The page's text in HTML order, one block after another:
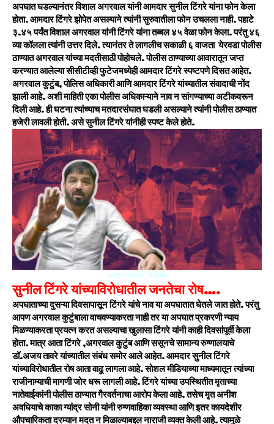
अपघात घडल्यानंतर विशाल अगरवाल यांनी आमदार सुनील टिंगरे यांना फोन केला
होता. आमदार टिंगरे झोपेत असल्याने त्यांनी सुरुवातीला फोन उचलला नाही. पहाटे
३.४५ पर्यंत विशाल अगरवाल यांनी टिंगरे यांना तब्बल ४५ वेळा फोन केला. परंतु ४६
व्या कॉलला त्यांनी उत्तर दिले. त्यानंतर ते लागलीच सकाळी ६ वाजता येरवडा पोलीस
ठाण्यात अगरवाल यांच्या मदतीसाठी पोहोचले. पोलीस ठाण्याच्या आवारातून जप्त
करण्यात आलेल्या सीसीटीव्ही फुटेजमध्येही आमदार टिंगरे स्पष्टपणे दिसत आहेत.
अगरवाल कुटुंब, पोलिस अधिकारी आणि आमदार टिंगरे यांच्यातील संवादाची नोंद
झाली आहे. अशी माहिती एका पोलीस अधिकाऱ्याने नाव न सांगण्याच्या अटीकवरून
दिली आहे. ही घटना त्यांच्याच मतदारसंघात घडली असल्याने त्यांनी पोलीस ठाण्यात
हजेरी लावली होती. असे सुनील टिंगरे यांनीही स्पष्ट केले होते.
स्त्रोत सोशल मिडिया
सुनील टिंगरे यांच्याविरोधातील जनतेचा रोष….
अपघाताच्या दुसऱ्या दिवसापासून टिंगरे यांचे नाव या अपघातात घेतले जात होते. परंतु
आपण अगरवाल कुटुंबाला वाचवण्याकरता नाही तर या अपघात प्रकरणी न्याय
मिळण्याकरता प्रयत्न करत असल्याचा खुलासा टिंगरे यांनी काही दिवसांपूर्वी केला
होता. मात्र आता टिंगरे ,अगरवाल कुटुंब आणि ससूनचे सामान्य रुग्णालयाचे
डॉ.अजय तावरे यांच्यातील संबंध समोर आले आहेत.आमदार सुनील टिंगरे
यांच्याविरोधातील रोष आता वाढू लागला आहे. सोशल मीडियाच्या माध्यमातून त्यांच्या
राजीनाम्याची मागणी जोर धरू लागली आहे. टिंगरे यांच्या उपस्थितीत मृताच्या
नातेवाईकांनी पोलीस ठाण्यात गैरवर्तनाचा आरोप केला आहे. तसेच मृत अनीश
अवधियाचे काका ग्यांद्र सोनी यांनी रुग्णवाहिका व्यवस्था आणि इतर कायदेशीर
औपचारिकता दरम्यान मदत न मिळाल्याबद्दल नाराजी व्यक्त केली आहे. त्यामुळे